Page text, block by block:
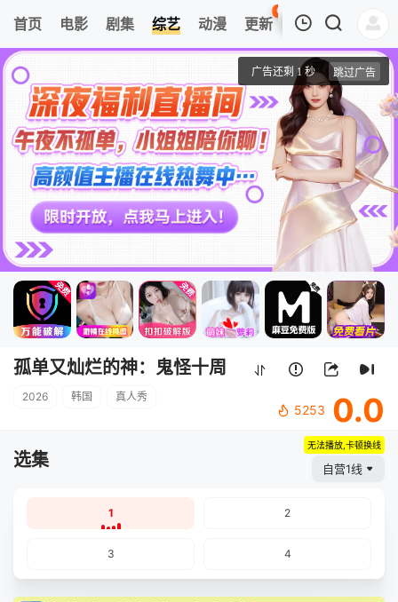
首页 电影 剧集 综艺 动漫 更新
65
热榜 APP
1
孤单又灿烂的神：鬼怪十周年特辑
清空
孤单又灿烂的神：鬼怪十周
2026 韩国 真人秀
5253 0.0
选集
无法播放,卡顿换线
自营1线
1 2
3 4